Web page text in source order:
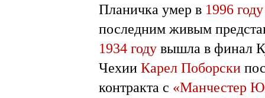
Планичка умер в 1996 году
последним живым
1934 году вышла в финал
Чехии Карел Поборски
контракта с «Манчестер